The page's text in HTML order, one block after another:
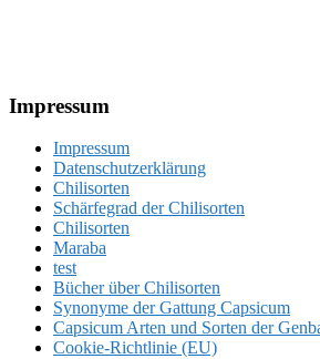
Footer
Impressum
Impressum
Datenschutzerklärung
Chilisorten
Schärfegrad der Chilisorten
Chilisorten
Maraba
test
Bücher über Chilisorten
Synonyme der Gattung Capsicum
Capsicum Arten und Sorten der
Cookie-Richtlinie (EU)